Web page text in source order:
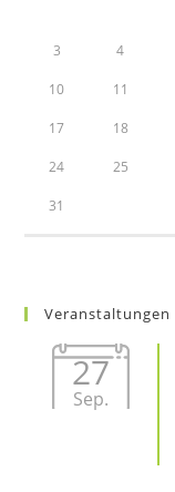
3 4
10 11
17 18
24 25
31
Veranstaltungen
27
Sep.